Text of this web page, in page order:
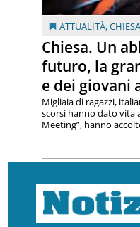
ATTUALITÀ,CHIESA
Chiesa. Un
futuro, la
e dei giovani
Migliaia di ragazzi,
scorsi hanno dato vita
Meeting”, hanno